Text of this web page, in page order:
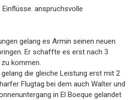
anspruchsvolle
gelang es Armin seinen neuen
Er schaffte es erst nach 3
kommen.
die gleiche Leistung erst mit 2
Flugtag bei dem auch Walter und
in El Boeque gelandet